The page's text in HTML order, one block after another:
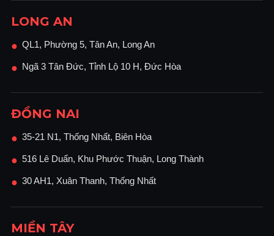
LONG AN
● QL1, Phường 5, Tân An, Long An
● Ngã 3 Tân Đức, Tỉnh Lộ 10 H, Đức Hòa
ĐỒNG NAI
● 35-21 N1, Thống Nhất, Biên Hòa
● 516 Lê Duẩn, Khu Phước Thuận, Long Thành
● 30 AH1, Xuân Thanh, Thống Nhất
MIỀN TÂY